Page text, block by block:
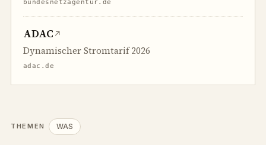
bundesnetzagentur.de
ADAC ↗
Dynamischer Stromtarif 2026
adac.de
THEMEN WAS